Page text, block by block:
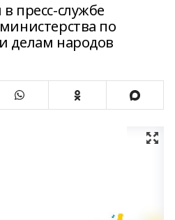
пресс-службе
по
делам народов